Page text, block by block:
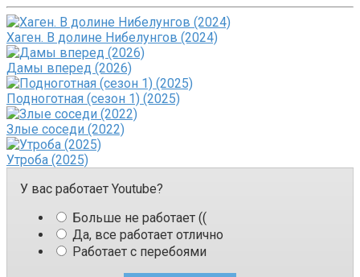
Хаген. В долине Нибелунгов (2024)
Дамы вперед (2026)
Подноготная (сезон 1) (2025)
Злые соседи (2022)
Утроба (2025)
У вас работает Youtube?
Больше не работает ((
Да, все работает отлично
Работает с перебоями